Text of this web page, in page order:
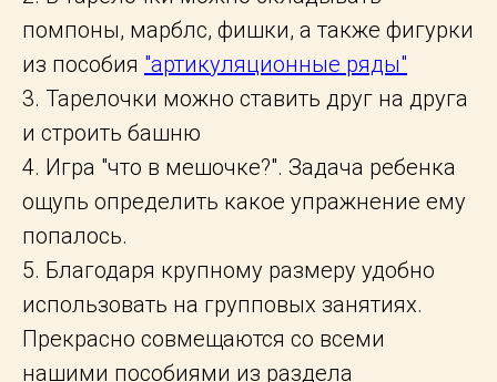
помпоны, марблс, фишки, а также фигурки
из пособия "артикуляционные ряды"
3. Тарелочки можно ставить друг на друга
и строить башню
4. Игра "что в мешочке?". Задача ребенка
ощупь определить какое упражнение ему
попалось.
5. Благодаря крупному размеру удобно
использовать на групповых занятиях.
Прекрасно совмещаются со всеми
нашими пособиями из раздела